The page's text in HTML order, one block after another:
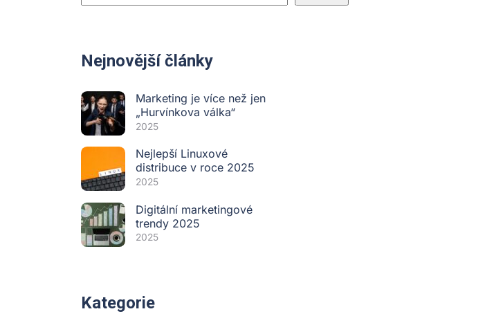
Nejnovější články
Marketing je více než jen
„Hurvínkova válka“
2025
Nejlepší Linuxové
distribuce v roce 2025
2025
Digitální marketingové
trendy 2025
2025
Kategorie